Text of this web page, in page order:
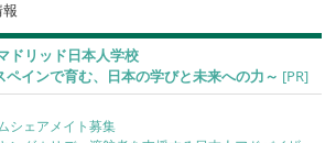
ドリッド日本人学校
ペインで育む、日本の学びと未来への力～ [PR]
シェアメイト募集